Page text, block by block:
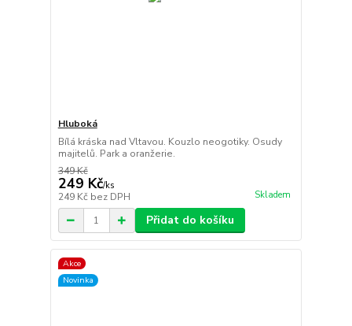
Hluboká
Bílá kráska nad Vltavou. Kouzlo neogotiky. Osudy
majitelů. Park a oranžerie.
349 Kč
249 Kč/ks
249 Kč bez DPH Skladem
Přidat do košíku
Akce
Novinka